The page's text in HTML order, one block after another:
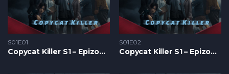
S01E01
Copycat Killer S1 – Epizoda 01
S01E02
Copycat Killer S1 – Epizoda 02